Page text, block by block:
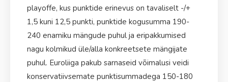
playoffe, kus punktide erinevus on tavaliselt -/+
1,5 kuni 12,5 punkti, punktide kogusumma 190-
240 enamiku mängude puhul ja eripakkumised
nagu kolmikud üle/alla konkreetsete mängijate
puhul. Euroliiga pakub sarnaseid võimalusi veidi
konservatiivsemate punktisummadega 150-180